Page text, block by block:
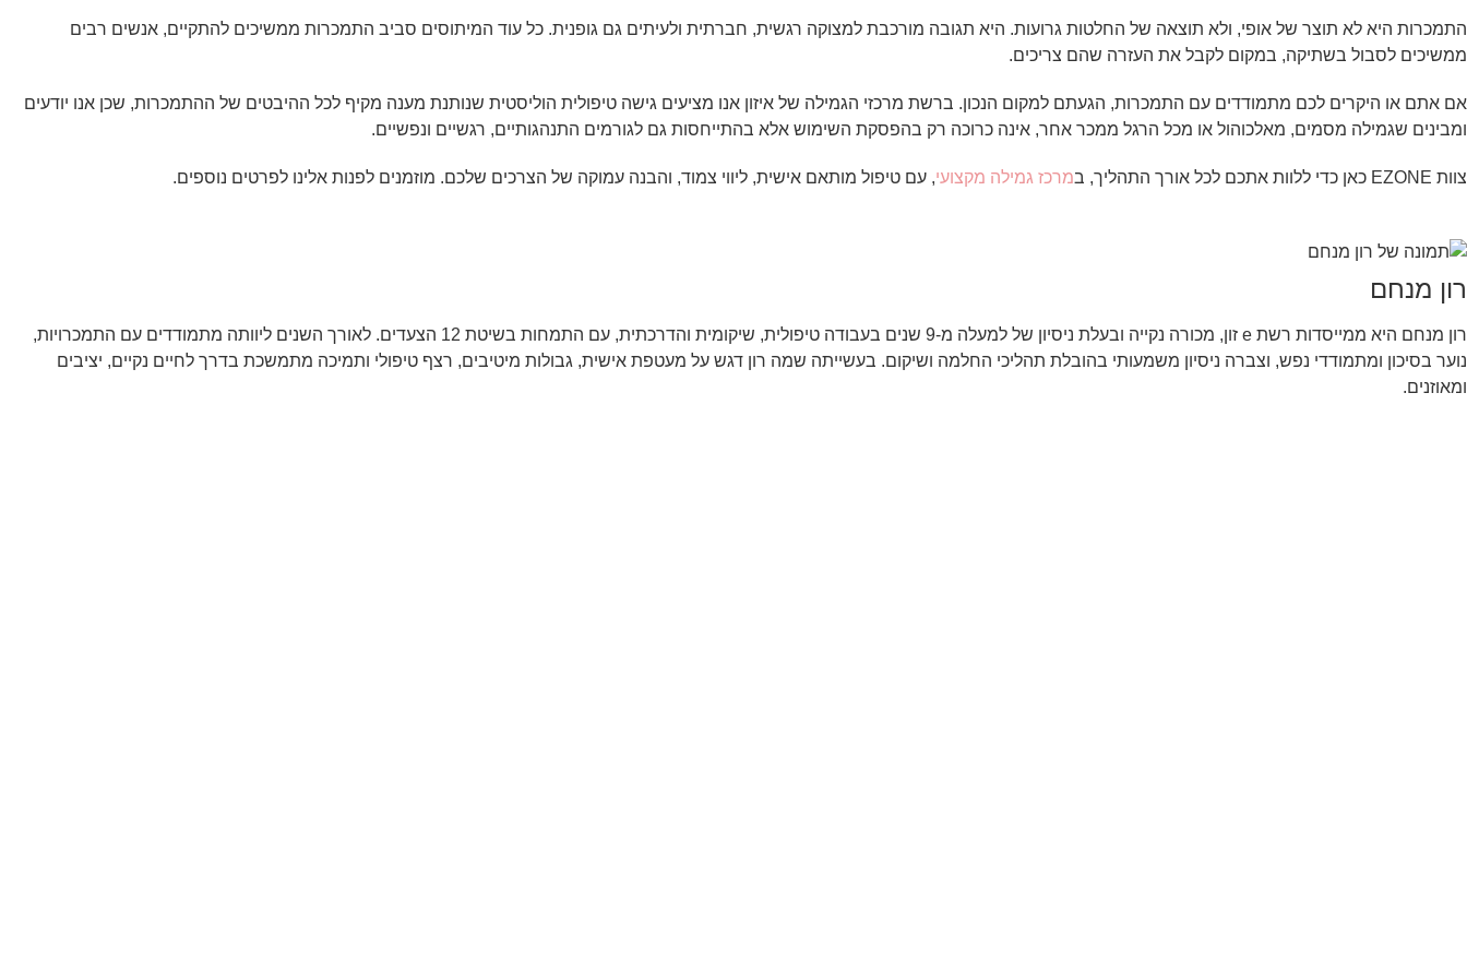
התמכרות היא לא תוצר של אופי, ולא תוצאה של החלטות גרועות. היא תגובה מורכבת למצוקה רגשית, חברתית ולעיתים גם גופנית. כל עוד המיתוסים סביב התמכרות ממשיכים להתקיים, אנשים רבים
ממשיכים לסבול בשתיקה, במקום לקבל את העזרה שהם צריכים.
אם אתם או היקרים לכם מתמודדים עם התמכרות, הגעתם למקום הנכון. ברשת מרכזי הגמילה של איזון אנו מציעים גישה טיפולית הוליסטית שנותנת מענה מקיף לכל ההיבטים של ההתמכרות, שכן אנו יודעים
ומבינים שגמילה מסמים, מאלכוהול או מכל הרגל ממכר אחר, אינה כרוכה רק בהפסקת השימוש אלא בהתייחסות גם לגורמים התנהגותיים, רגשיים ונפשיים.
צוות EZONE כאן כדי ללוות אתכם לכל אורך התהליך, ב מרכז גמילה מקצועי, עם טיפול מותאם אישית, ליווי צמוד, והבנה עמוקה של הצרכים שלכם. מוזמנים לפנות אלינו לפרטים נוספים.
רון מנחם
רון מנחם היא ממייסדות רשת e זון, מכורה נקייה ובעלת ניסיון של למעלה מ-9 שנים בעבודה טיפולית, שיקומית והדרכתית, עם התמחות בשיטת 12 הצעדים. לאורך השנים ליוותה מתמודדים עם התמכרויות,
נוער בסיכון ומתמודדי נפש, וצברה ניסיון משמעותי בהובלת תהליכי החלמה ושיקום. בעשייתה שמה רון דגש על מעטפת אישית, גבולות מיטיבים, רצף טיפולי ותמיכה מתמשכת בדרך לחיים נקיים, יציבים
ומאוזנים.